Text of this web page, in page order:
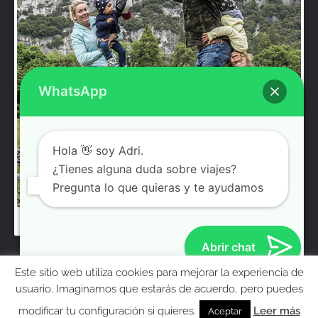
© Molaviajar 2008 – 2026. El contenido e imágenes
pertenecen a Adrian Rodriguez / Gosia Bendrat y no pueden
reproducirse sin permiso.
Este sitio web utiliza cookies para mejorar la experiencia de
usuario. Imaginamos que estarás de acuerdo, pero puedes
modificar tu configuración si quieres.
Aceptar Leer más
WhatsApp
Hola 👋 soy Adri.
¿Tienes alguna duda sobre viajes?
Pregunta lo que quieras y te ayudamos
Abrir chat
MolaViajar